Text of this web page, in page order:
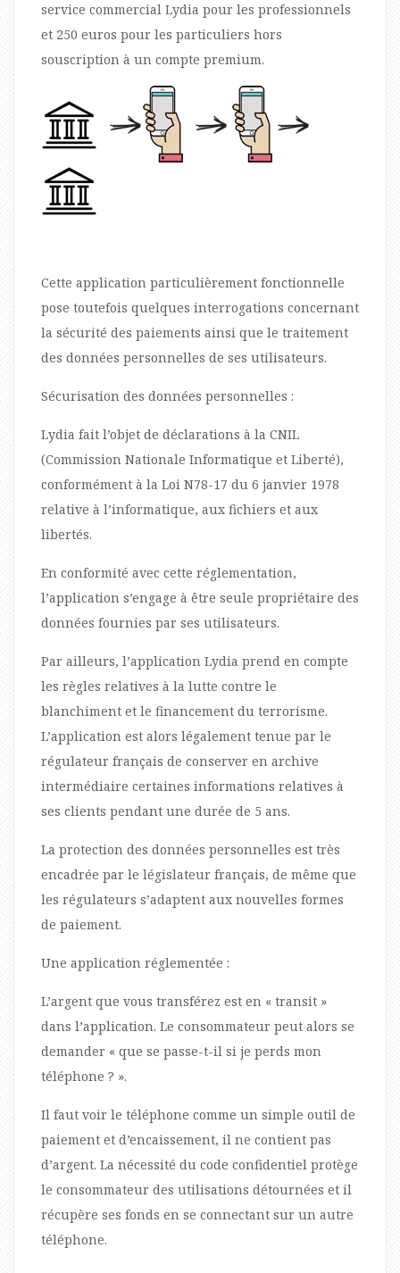
service commercial Lydia pour les professionnels
et 250 euros pour les particuliers hors
souscription à un compte premium.
Cette application particulièrement fonctionnelle
pose toutefois quelques interrogations concernant
la sécurité des paiements ainsi que le traitement
des données personnelles de ses utilisateurs.
Sécurisation des données personnelles :
Lydia fait l’objet de déclarations à la CNIL
(Commission Nationale Informatique et Liberté),
conformément à la Loi N78-17 du 6 janvier 1978
relative à l’informatique, aux fichiers et aux
libertés.
En conformité avec cette réglementation,
l’application s’engage à être seule propriétaire des
données fournies par ses utilisateurs.
Par ailleurs, l’application Lydia prend en compte
les règles relatives à la lutte contre le
blanchiment et le financement du terrorisme.
L’application est alors légalement tenue par le
régulateur français de conserver en archive
intermédiaire certaines informations relatives à
ses clients pendant une durée de 5 ans.
La protection des données personnelles est très
encadrée par le législateur français, de même que
les régulateurs s’adaptent aux nouvelles formes
de paiement.
Une application réglementée :
L’argent que vous transférez est en « transit »
dans l’application. Le consommateur peut alors se
demander « que se passe-t-il si je perds mon
téléphone ? ».
Il faut voir le téléphone comme un simple outil de
paiement et d’encaissement, il ne contient pas
d’argent. La nécessité du code confidentiel protège
le consommateur des utilisations détournées et il
récupère ses fonds en se connectant sur un autre
téléphone.